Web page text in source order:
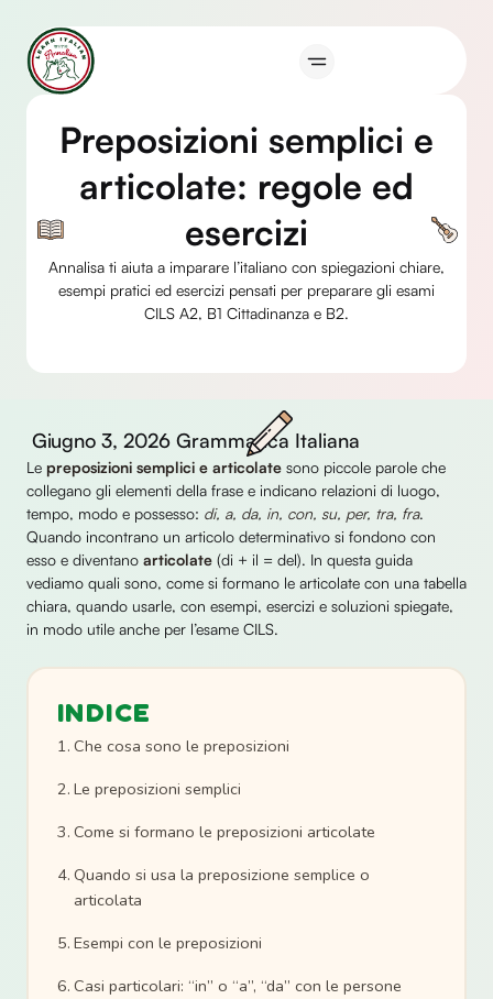
contenuto
Preposizioni semplici e
articolate: regole ed
esercizi
Annalisa ti aiuta a imparare l’italiano con spiegazioni chiare,
esempi pratici ed esercizi pensati per preparare gli esami
CILS A2, B1 Cittadinanza e B2.
Giugno 3, 2026 Grammatica Italiana
Le preposizioni semplici e articolate sono piccole parole che
collegano gli elementi della frase e indicano relazioni di luogo,
tempo, modo e possesso: di, a, da, in, con, su, per, tra, fra.
Quando incontrano un articolo determinativo si fondono con
esso e diventano articolate (di + il = del). In questa guida
vediamo quali sono, come si formano le articolate con una tabella
chiara, quando usarle, con esempi, esercizi e soluzioni spiegate,
in modo utile anche per l’esame CILS.
INDICE
Che cosa sono le preposizioni
Le preposizioni semplici
Come si formano le preposizioni articolate
Quando si usa la preposizione semplice o
articolata
Esempi con le preposizioni
Casi particolari: “in” o “a”, “da” con le persone